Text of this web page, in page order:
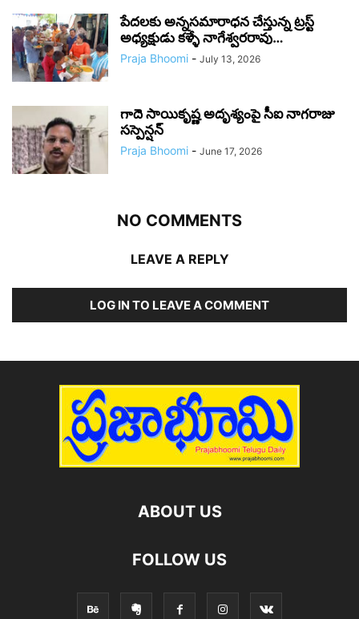
పేదలకు అన్నసమారాధన చేస్తున్న ట్రస్ట్
అధ్యక్షుడు కళ్ళే నాగేశ్వరరావు…
Praja Bhoomi - July 13, 2026
గాదె సాయికృష్ణ అదృశ్యంపై సీఐ నాగరాజు
సస్పెన్షన్
Praja Bhoomi - June 17, 2026
NO COMMENTS
LEAVE A REPLY
LOG IN TO LEAVE A COMMENT
ABOUT US
FOLLOW US